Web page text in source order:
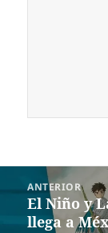
Navegación
entradas
ANTERIOR
Entrada
anterior:
El Niño y
llega a